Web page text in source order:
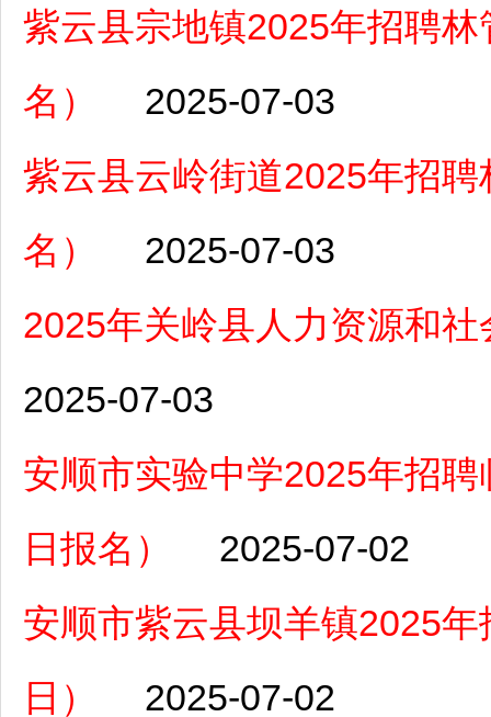
紫云县宗地镇2025年招聘
名）
2025-07-03
紫云县云岭街道2025年招
名）
2025-07-03
2025年关岭县人力资源和
2025-07-03
安顺市实验中学2025年招
日报名）
2025-07-02
安顺市紫云县坝羊镇2025
日）
2025-07-02